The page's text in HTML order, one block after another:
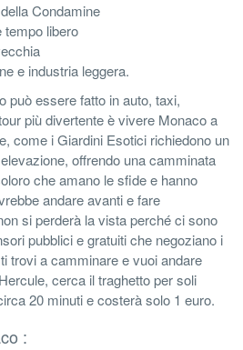
Condamine
tempo libero
e industria leggera.
può essere fatto in auto, taxi,
più divertente è vivere Monaco a
come i Giardini Esotici richiedono un
offrendo una camminata
che amano le sfide e hanno
andare avanti e fare
si perderà la vista perché ci sono
pubblici e gratuiti che negoziano i
trovi a camminare e vuoi andare
cerca il traghetto per soli
20 minuti e costerà solo 1 euro.
: